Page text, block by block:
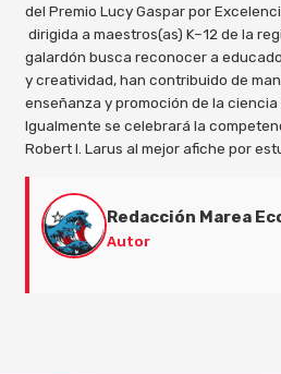
del Premio Lucy Gaspar por
dirigida a maestros(as) K–12 de la
galardón busca reconocer a
y creatividad, han contribuido de
enseñanza y promoción de la
Igualmente se celebrará la
Robert I. Larus al mejor afiche por
Redacción Marea
Autor